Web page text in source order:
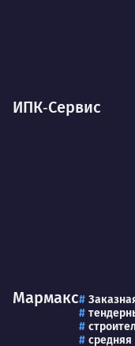
ИПК‑Сервис
Мармакс
средняя